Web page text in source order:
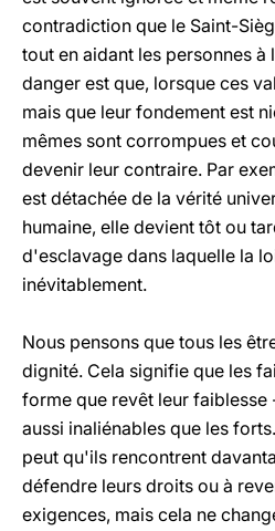
contradiction que le Saint-
tout en aidant les personnes à
danger est que, lorsque ces
mais que leur fondement est
mêmes sont corrompues et
devenir leur contraire. Par
est détachée de la vérité
humaine, elle devient tôt ou
d'esclavage dans laquelle la
inévitablement.
Nous pensons que tous les
dignité. Cela signifie que les
forme que revêt leur
aussi inaliénables que les
peut qu'ils rencontrent
défendre leurs droits ou à
exigences, mais cela ne